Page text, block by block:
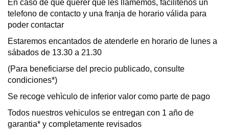
En caso de que querer que les llamemos, facilitenos un
telefono de contacto y una franja de horario válida para
poder contactar
Estaremos encantados de atenderle en horario de lunes a
sábados de 13.30 a 21.30
(Para beneficiarse del precio publicado, consulte
condiciones*)
Se recoge vehìculo de inferior valor como parte de pago
Todos nuestros vehiculos se entregan con 1 año de
garantia* y completamente revisados